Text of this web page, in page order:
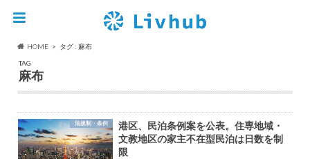
HOME
タグ : 麻布
TAG
麻布
法規制・条例
港区、民泊条例案を公表。住専地域・
文教地区の家主不在型民泊は日数を制
限